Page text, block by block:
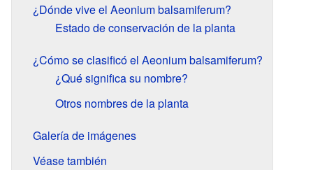
¿Dónde vive el Aeonium balsamiferum?
Estado de conservación de la planta
¿Cómo se clasificó el Aeonium balsamiferum?
¿Qué significa su nombre?
Otros nombres de la planta
Galería de imágenes
Véase también